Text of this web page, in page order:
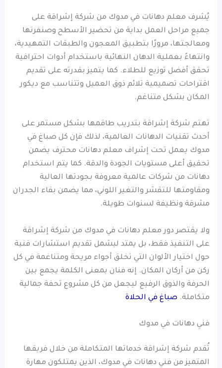
يُشرف معلم دهانات في مدوك من شركة إشراقة على
جميع مراحل العمل بداية من تحضير الأسطح وصنفرتها
ومعالجتها، مرورًا بتطبيق المعجون والطبقات التمهيدية،
وانتهاءً بعملية الدهان النهائية باستخدام أدوات احترافية
تحقق أفضل توزيع للطلاء. كما يتميز بقدرته على تقديم
اقتراحات تصميمية تلائم ذوق العميل وتتناسب مع ديكور
المكان بشكل متناغم.
تهتم شركة إشراقة بتدريب طاقمها بشكل مستمر على
أحدث تقنيات الدهانات العالمية، لذلك فإن كل صباغ في
مدوك يعمل تحت إشراف معلم دهانات محترف يضمن
تحقيق أعلى مستويات الجودة والدقة. كما يتم استخدام
دهانات من شركات عالمية معروفة بجودتها العالية
ومقاومتها للتقشر والتغير اللوني، مما يضمن بقاء الجدران
مشرقة ونظيفة لسنوات طويلة.
ولا يقتصر دور معلم دهانات في مدوك من شركة إشراقة
على التنفيذ فقط، بل يمتد ليشمل تقديم استشارات فنية
حول اختيار الألوان التي تخلق أجواء مريحة ومتناغمة في كل
ركن من أركان المكان. إنه فنان بمعنى الكلمة يجمع بين
الحرفة والذوق الرفيع ليجعل من كل مشروع تحفة جمالية
متكاملة. صباغ في الحلاة
فني دهانات في مدوك
تُقدم شركة إشراقة خدماتها المتكاملة من خلال فريقها
المتميز من فني دهانات في مدوك، الذين يمتلكون مهارة